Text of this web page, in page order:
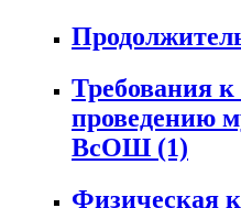
Требования
проведению
ВсОШ (1)
Физическая